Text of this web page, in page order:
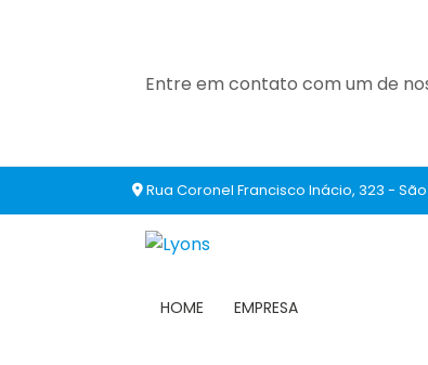
Entre em contato com um de
Rua Coronel Francisco Inácio, 323 -
HOME EMPRESA